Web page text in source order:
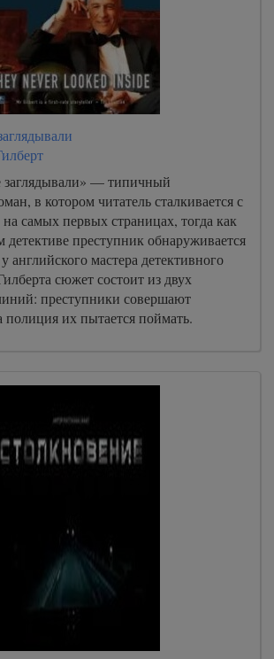
заглядывали» — типичный
в котором читатель сталкивается с
самых первых страницах, тогда как
преступник обнаруживается
английского мастера детективного
сюжет состоит из двух
преступники совершают
полиция их пытается поймать.